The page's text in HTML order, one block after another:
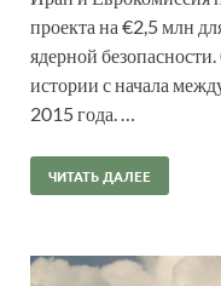
проекта на €2,5 млн
ядерной
истории с начала
2015 года. …
ЧИТАТЬ ДАЛЕЕ